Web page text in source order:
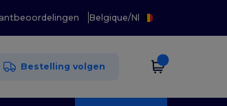
Belgique/Nl
Bestelling volgen